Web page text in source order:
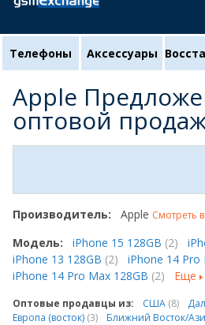
Телефоны Аксессуары
Apple
оптовой
Производитель: Apple Смотреть
Модель: iPhone 15 128GB (2)
iPhone 13 128GB (2) iPhone 14 Pro
iPhone 14 Pro Max 128GB (2) Еще
Оптовые продавцы из: США (8)
Европа (восток) (3) Ближний Восток/